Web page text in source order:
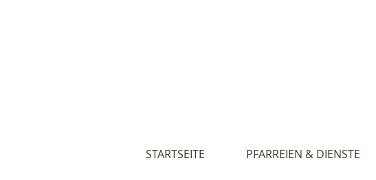
STARTSEITE PFARREIEN & DIENSTE